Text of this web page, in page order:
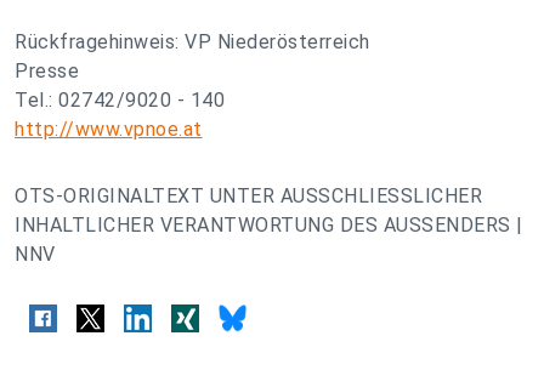
Rückfragehinweis: VP Niederösterreich
Presse
Tel.: 02742/9020 - 140
http://www.vpnoe.at
OTS-ORIGINALTEXT UNTER AUSSCHLIESSLICHER
INHALTLICHER VERANTWORTUNG DES AUSSENDERS |
NNV